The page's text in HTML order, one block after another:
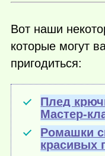
Вот наши
которые могут
пригодиться:
Плед
Мастер-
Ромашки
красивых